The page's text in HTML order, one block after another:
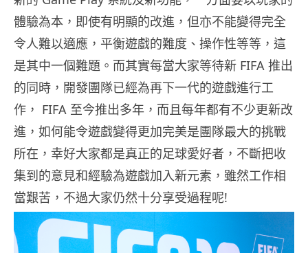
體驗為本，即使有明顯的改進，但亦不能變得完全
令人難以適應， 平衡遊戲的難度、操作性等等，這
是其中一個難題。而其實每當大家等待新 FIFA 推出
的同時，開發團隊已經為再下一代的遊戲進行工
作， FIFA 至今推出多年，而且每年都有不少更新改
進，如何能令遊戲變得更加完美是團隊最大的挑戰
所在，幸好大家都是真正的足球愛好者，不斷把收
集到的意見和經驗為遊戲加入新元素，雖然工作相
當艱苦，不過大家仍然十分享受過程呢!